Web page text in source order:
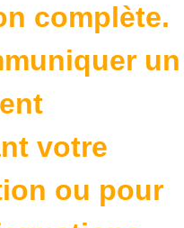
complète.
un
votre
ou pour